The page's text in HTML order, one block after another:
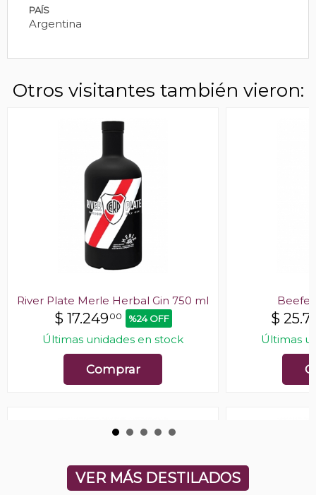
PAÍS
Argentina
Otros visitantes también vieron:
River Plate Merle Herbal Gin 750 ml
$ 17.24900 %24 OFF
Últimas unidades en stock
Comprar
$
Últimas
VER MÁS DESTILADOS